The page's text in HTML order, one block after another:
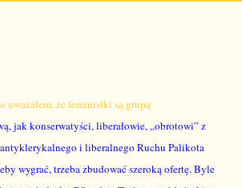
uważałem, że feministki są grupą
jak konserwatyści, liberałowie, „obrotowi” z
antyklerykalnego i liberalnego Ruchu Palikota
wygrać, trzeba zbudować szeroką ofertę. Byle